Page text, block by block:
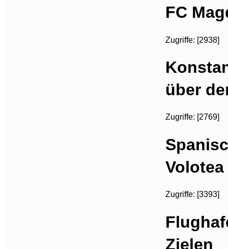
FC
Zugriffe: [2938]
über
Zugriffe: [2769]
Zugriffe: [3393]
Zielen